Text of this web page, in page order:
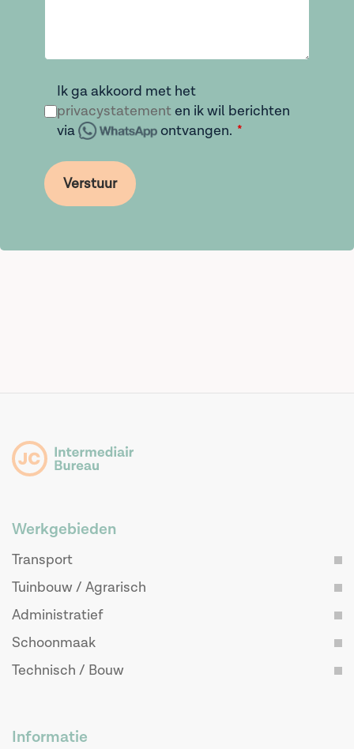
Ik ga akkoord met het
privacystatementen ik wil berichten
via
ontvangen.
Verstuur
Werkgebieden
Transport
Tuinbouw / Agrarisch
Administratief
Schoonmaak
Technisch / Bouw
Informatie